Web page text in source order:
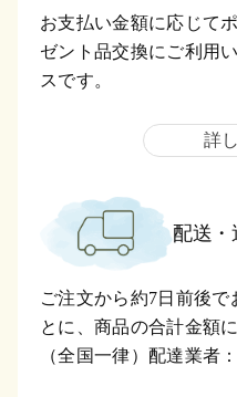
お支払い金額に応じて
ゼント品交換にご利用
スです。
詳
配送・
ご注文から約7日前後
とに、商品の合計金額
（全国一律）配達業者